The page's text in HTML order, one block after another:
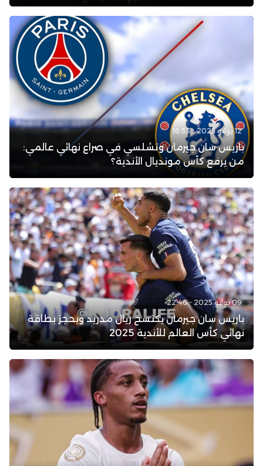
12 يوليو 2025 - 16:53
باريس سان جيرمان وتشلسي في صراع نهائي عالمي:
من يرفع كأس مونديال الأندية؟
09 يوليو 2025 - 22:46
باريس سان جيرمان يكتسح ريال مدريد ويحجز بطاقة
نهائي كأس العالم للأندية 2025